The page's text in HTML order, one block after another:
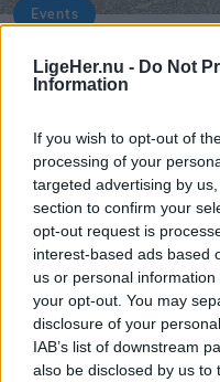
LigeHer.nu - Do Not
Information
If you wish to opt-out of
processing of your
targeted advertising by
section to confirm your
opt-out request is
interest-based ads based
us or personal
your opt-out. You may
disclosure of your
IAB’s list of downstream
also be disclosed by us to
fra keramik og
print,
det i
Byggeriet forventes
efterskolen.
Events
Den første stod
Grisefest
Asbjørn Hansen
Følg
06. august 2026 kl. 14.00
FARSØ: Man skal i
hvis man skal have
billetter til årets